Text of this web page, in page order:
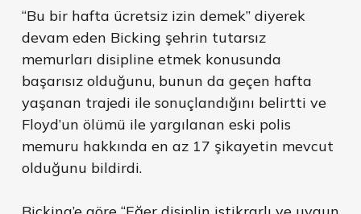
“Bu bir hafta ücretsiz izin demek” diyerek
devam eden Bicking şehrin tutarsız
memurları disipline etmek konusunda
başarısız olduğunu, bunun da geçen hafta
yaşanan trajedi ile sonuçlandığını belirtti ve
Floyd’un ölümü ile yargılanan eski polis
memuru hakkında en az 17 şikayetin mevcut
olduğunu bildirdi.